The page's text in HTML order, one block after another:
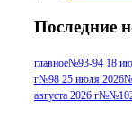
июля 2017
г(13) №96
июля 2014 г
Последние
главное№93-94 18
г№98 25 июля 2026
августа 2026 г